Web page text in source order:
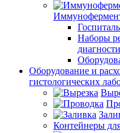
Наборы
Оборудование и
гистологических
Контейнеры